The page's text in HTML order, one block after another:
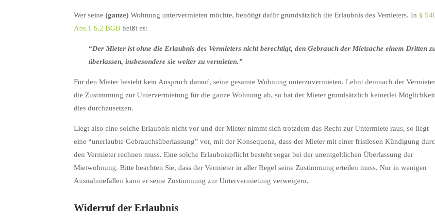
Wer seine (ganze) Wohnung untervermieten möchte, benötigt dafür grundsätzlich die Erlaubnis des Vemieters. In §
Abs.1 S.2 BGB heißt es:
“Der Mieter ist ohne die Erlaubnis des Vermieters nichtberechtigt, den Gebrauch der Mietsache einem Dritten
überlassen, insbesondere sie weiter zu vermieten.”
Für den Mieter besteht kein Anspruch darauf, seine gesamte Wohnung unterzuvermieten. Lehnt demnach der Vermieter
die Zustimmung zur Untervermietung für die ganze Wohnung ab, so hat der Mieter grundsätzlich keinerlei
dies durchzusetzen.
Liegt also eine solche Erlaubnis nicht vor und der Mieter nimmt sich trotzdem das Recht zur Untermiete raus, so liegt
eine “unerlaubte Gebrauchsüberlassung” vor, mit der Konsequenz, dass der Mieter mit einer fristlosen Kündigung
den Vermieter rechnen muss. Eine solche Erlaubnispflicht besteht sogar bei der unentgeltlichen Überlassung der
Mietwohnung. Bitte beachten Sie, dass der Vermieter in aller Regel seine Zustimmung erteilen muss. Nur in wenigen
Ausnahmefällen kann er seine Zustimmung zur Untervermietung verweigern.
Widerruf der Erlaubnis